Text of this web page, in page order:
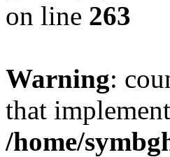
on line 263
Warning:
that
/home/